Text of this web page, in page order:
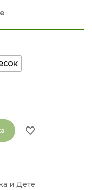
и Дете